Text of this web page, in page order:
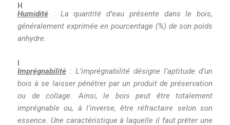
H
Humidité : La quantité d’eau présente dans le bois,
généralement exprimée en pourcentage (%) de son poids
anhydre.
Imprégnabilité : L’imprégnabilité désigne l’aptitude d’un
bois à se laisser pénétrer par un produit de préservation
ou de collage. Ainsi, le bois peut être totalement
imprégnable ou, à l’inverse, être réfractaire selon son
essence. Une caractéristique à laquelle il faut prêter une